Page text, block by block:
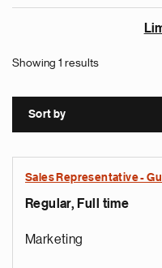
Showing 1 results
Sort by
Sales Representative -
Regular, Full time
Marketing